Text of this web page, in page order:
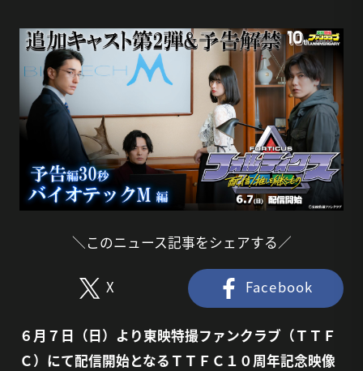
＼このニュース記事をシェアする／
X Facebook
６月７日（日）より東映特撮ファンクラブ（ＴＴＦ
Ｃ）にて配信開始となるＴＴＦＣ１０周年記念映像